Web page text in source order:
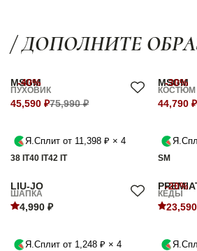
/ ДОПОЛНИТЕ
-40%
MSGM
ПУХОВИК
45,590 ₽75,990 ₽
Я.Сплит от 11,398 ₽ × 4
38 IT40 IT42 IT
-30%
MSGM
КОСТЮМ
44,790 ₽
SM
LIU-JO
ШАПКА
4,990 ₽
Я.Сплит от 1,248 ₽ × 4
-20%
КЕДЫ